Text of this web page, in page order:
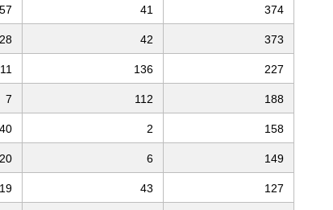
57 41 374
42 373
11 136 227
7 112 188
2 158
6 149
19 43 127